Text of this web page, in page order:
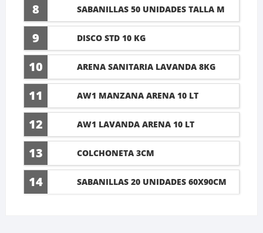
8 SABANILLAS 50 UNIDADES TALLA M
9 DISCO STD 10 KG
10 ARENA SANITARIA LAVANDA 8KG
11 AW1 MANZANA ARENA 10 LT
12 AW1 LAVANDA ARENA 10 LT
13 COLCHONETA 3CM
14 SABANILLAS 20 UNIDADES 60X90CM